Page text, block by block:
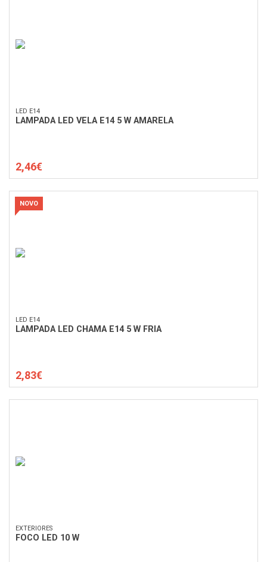
LED E14
LAMPADA LED VELA E14 5 W AMARELA
2,46€
NOVO
LED E14
LAMPADA LED CHAMA E14 5 W FRIA
2,83€
EXTERIORES
FOCO LED 10 W